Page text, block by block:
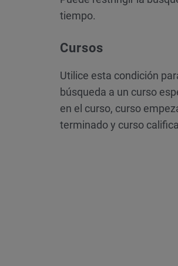
tiempo.
Cursos
Utilice esta condición
búsqueda a un curso
en el curso, curso
terminado y curso